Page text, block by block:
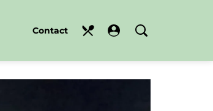
Contact